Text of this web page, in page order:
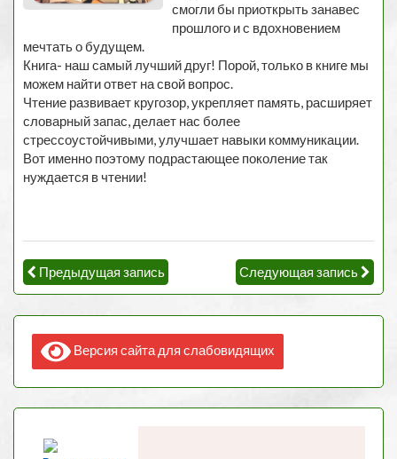
смогли бы приоткрыть занавес
прошлого и с вдохновением
мечтать о будущем.
Книга- наш самый лучший друг! Порой, только в книге мы
можем найти ответ на свой вопрос.
Чтение развивает кругозор, укрепляет память, расширяет
словарный запас, делает нас более
стрессоустойчивыми, улучшает навыки коммуникации.
Вот именно поэтому подрастающее поколение так
нуждается в чтении!
Предыдущая запись Следующая запись
Версия сайта для слабовидящих